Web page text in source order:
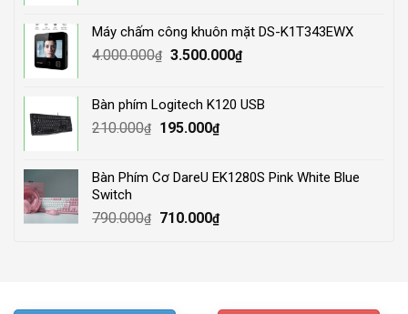
3.500.000₫.2.800.000₫.
Máy chấm công khuôn mặt DS-K1T343EWX
4.000.000₫ Original
4.000.000₫.
3.500.000₫Current
3.500.000₫.
Bàn phím Logitech K120 USB
210.000₫
Original
210.000₫.
195.000₫Current
195.000₫.
Bàn Phím Cơ DareU EK1280S Pink White Blue
Switch
790.000₫
Original
710.000₫Current